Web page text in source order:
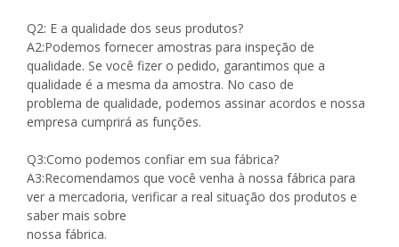
Q2: E a qualidade dos seus produtos?
A2:Podemos fornecer amostras para inspeção de
qualidade. Se você fizer o pedido, garantimos que a
qualidade é a mesma da amostra. No caso de
problema de qualidade, podemos assinar acordos e nossa
empresa cumprirá as funções.
Q3:Como podemos confiar em sua fábrica?
A3:Recomendamos que você venha à nossa fábrica para
ver a mercadoria, verificar a real situação dos produtos e
saber mais sobre
nossa fábrica.